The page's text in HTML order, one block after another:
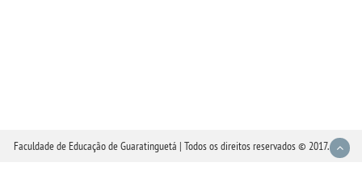
Faculdade de Educação de Guaratinguetá | Todos os direitos reservados © 2017.